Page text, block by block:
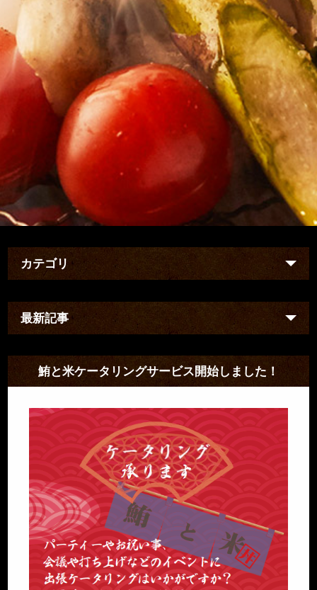
カテゴリ
最新記事
鮪と米ケータリングサービス開始しました！